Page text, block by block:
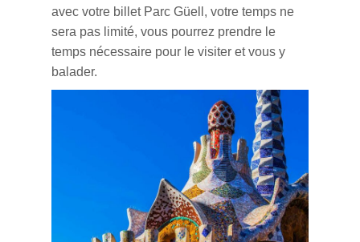
avec votre billet Parc Güell, votre temps ne
sera pas limité, vous pourrez prendre le
temps nécessaire pour le visiter et vous y
balader.